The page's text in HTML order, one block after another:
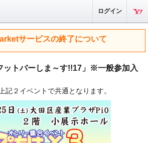
ログイン
サービスの終了について
ットバーしま～す!!17」※一般参加入
２イベントで共通となります。